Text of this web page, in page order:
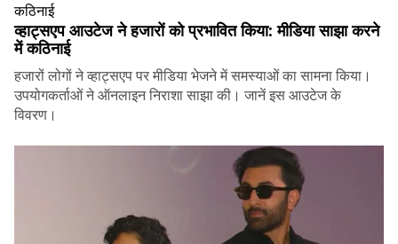
व्हाट्सएप आउटेज ने हजारों को प्रभावित किया: मीडिया साझा करने
में कठिनाई
हजारों लोगों ने व्हाट्सएप पर मीडिया भेजने में समस्याओं का सामना किया।
उपयोगकर्ताओं ने ऑनलाइन निराशा साझा की। जानें इस आउटेज के
विवरण।